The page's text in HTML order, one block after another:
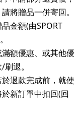
將贈品一併寄回。
金額(由SPORT
額優惠、或其他優
退。
退款完成前，就使
新訂單中扣回(回